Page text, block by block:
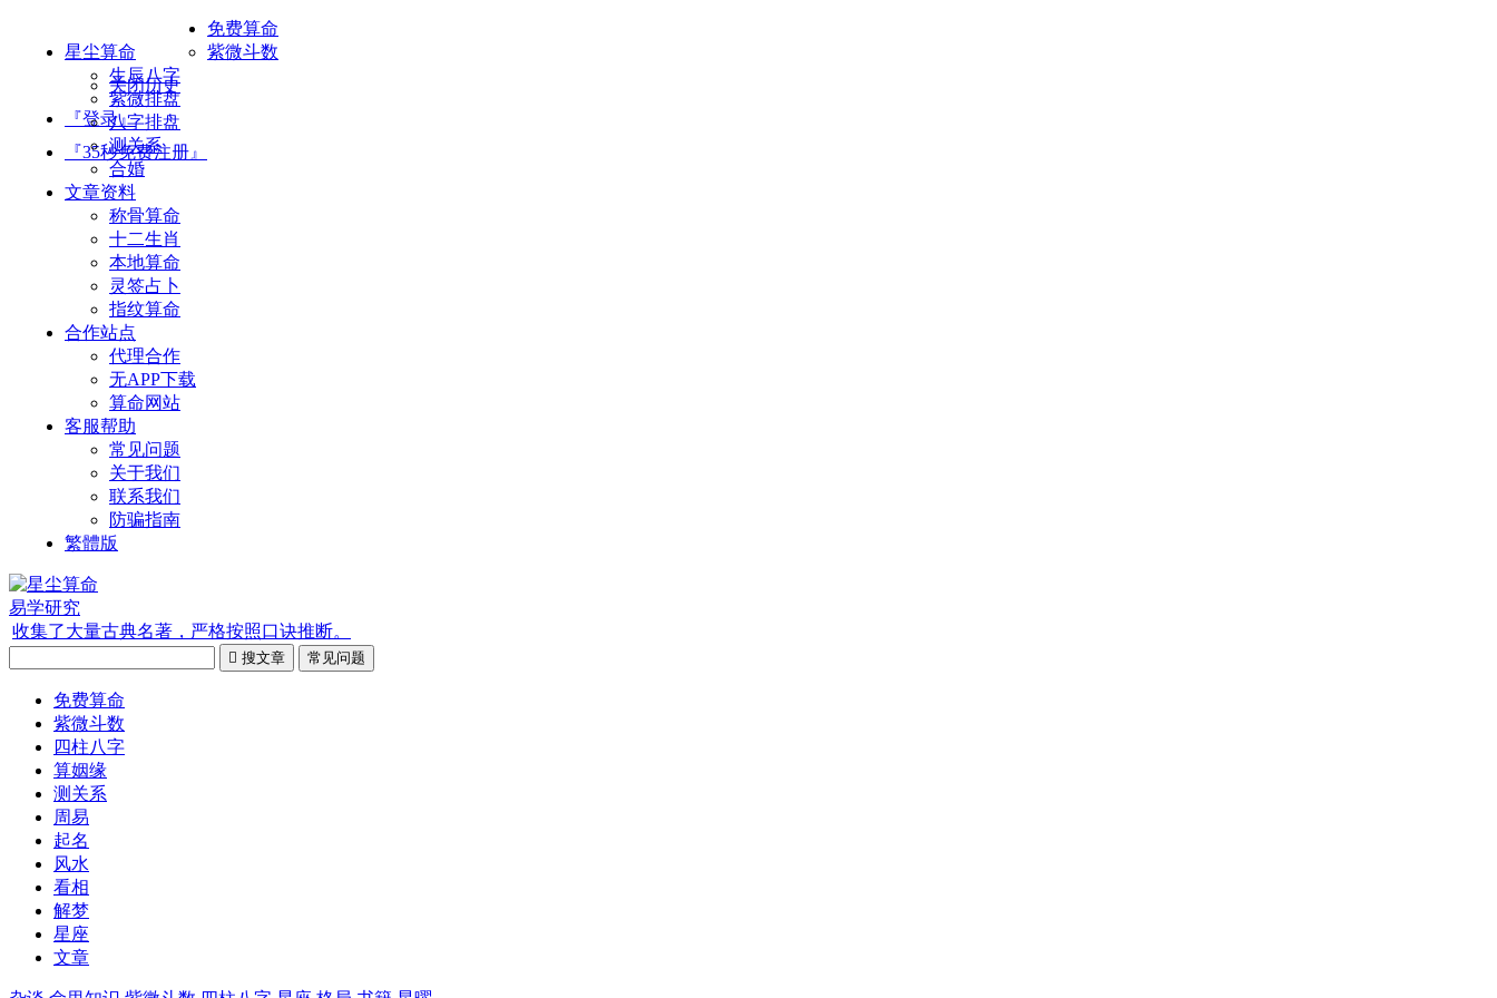
星尘算命
关闭历史
『登录』
『35秒免费注册』
免费算命
紫微斗数
生辰八字
紫微排盘
八字排盘
测关系
合婚
文章资料
称骨算命
十二生肖
本地算命
灵签占卜
指纹算命
合作站点
代理合作
无APP下载
算命网站
客服帮助
常见问题
关于我们
联系我们
防骗指南
繁體版
易学研究
收集了大量古典名著，严格按照口诀推断。
 搜文章 常见问题
免费算命
紫微斗数
四柱八字
算姻缘
测关系
周易
起名
风水
看相
解梦
星座
文章